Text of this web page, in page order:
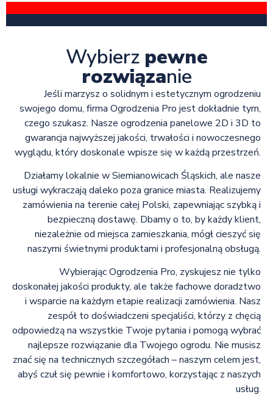
Wybierz pewne
rozwiązanie
Jeśli marzysz o solidnym i estetycznym ogrodzeniu
swojego domu, firma Ogrodzenia Pro jest dokładnie tym,
czego szukasz. Nasze ogrodzenia panelowe 2D i 3D to
gwarancja najwyższej jakości, trwałości i nowoczesnego
wyglądu, który doskonale wpisze się w każdą przestrzeń.
Działamy lokalnie w Siemianowicach Śląskich, ale nasze
usługi wykraczają daleko poza granice miasta. Realizujemy
zamówienia na terenie całej Polski, zapewniając szybką i
bezpieczną dostawę. Dbamy o to, by każdy klient,
niezależnie od miejsca zamieszkania, mógł cieszyć się
naszymi świetnymi produktami i profesjonalną obsługą.
Wybierając Ogrodzenia Pro, zyskujesz nie tylko
doskonałej jakości produkty, ale także fachowe doradztwo
i wsparcie na każdym etapie realizacji zamówienia. Nasz
zespół to doświadczeni specjaliści, którzy z chęcią
odpowiedzą na wszystkie Twoje pytania i pomogą wybrać
najlepsze rozwiązanie dla Twojego ogrodu. Nie musisz
znać się na technicznych szczegółach – naszym celem jest,
abyś czuł się pewnie i komfortowo, korzystając z naszych
usług.